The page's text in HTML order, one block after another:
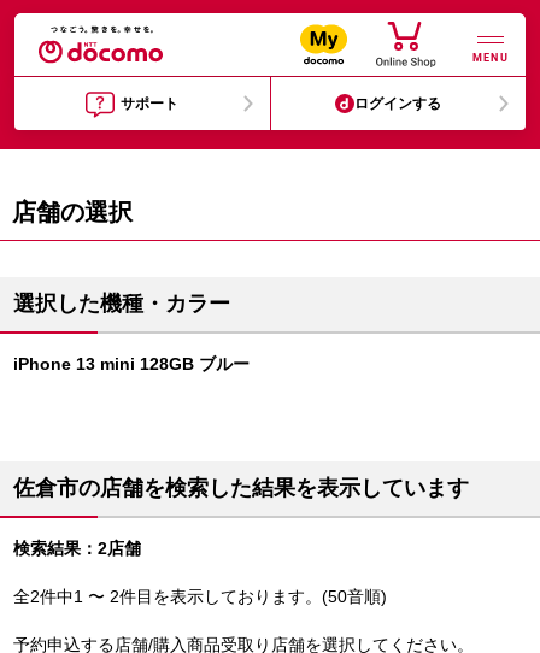
MENU
サポート ログインする
店舗の選択
選択した機種・カラー
iPhone 13 mini 128GB ブルー
佐倉市の店舗を検索した結果を表示しています
検索結果：2店舗
全2件中1 〜 2件目を表示しております。(50音順)
予約申込する店舗/購入商品受取り店舗を選択してください。